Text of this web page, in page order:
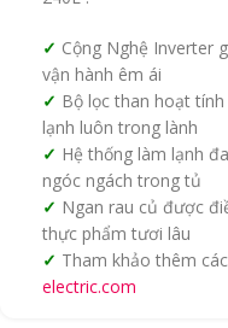
Cộng Nghệ Inverter
vận hành êm ái
Bộ lọc than hoạt
lạnh luôn trong lành
Hệ thống làm lạnh
ngóc ngách trong tủ
Ngan rau củ được
thực phẩm tươi lâu
Tham khảo thêm
electric.com